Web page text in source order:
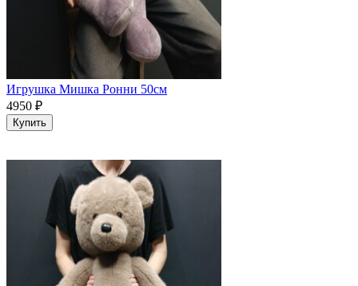
Игрушка Мишка Ронни 50см
4950 ₽
Купить